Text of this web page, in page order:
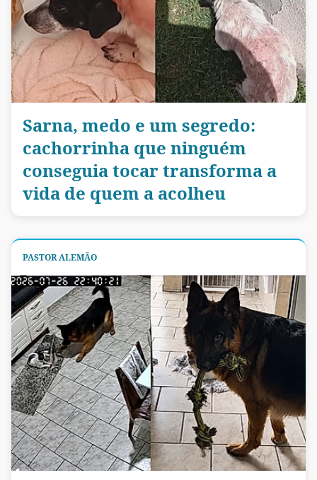
Sarna, medo e um segredo:
cachorrinha que ninguém
conseguia tocar transforma a
vida de quem a acolheu
PASTOR ALEMÃO